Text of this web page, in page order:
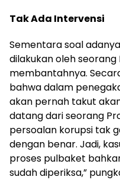
Tak Ada Intervensi
Sementara soal
dilakukan oleh seorang
membantahnya.
bahwa dalam
akan pernah takut
datang dari seorang
persoalan korupsi tak
dengan benar. Jadi,
proses pulbaket
sudah diperiksa,”